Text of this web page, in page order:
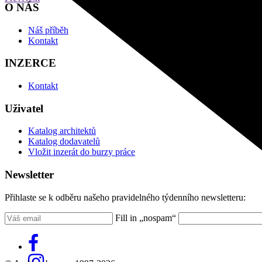
O NÁS
Náš příběh
Kontakt
INZERCE
Kontakt
Uživatel
Katalog architektů
Katalog dodavatelů
Vložit inzerát do burzy práce
Newsletter
Přihlaste se k odběru našeho pravidelného týdenního newsletteru:
Fill in „nospam“